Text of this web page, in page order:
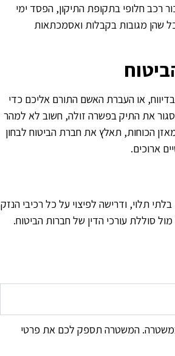
רכב חלופי בתקופת התיקון, הפסד ימי
שהן מגובות בקבלות ואסמכתאות
או העברת האשם התורם אליכם כדי
את התיק בפשרה זולה, חשוב לא למהר
הכוחות, תאלץ את חברת הביטוח לבחון
ארוכים.
תלוי, ודרישה לפיצוי על כל רכיבי הנזק
סוללת עורכי הדין של חברות הביטוח.
במשטרה. המשטרה תספק לכם את פרטי